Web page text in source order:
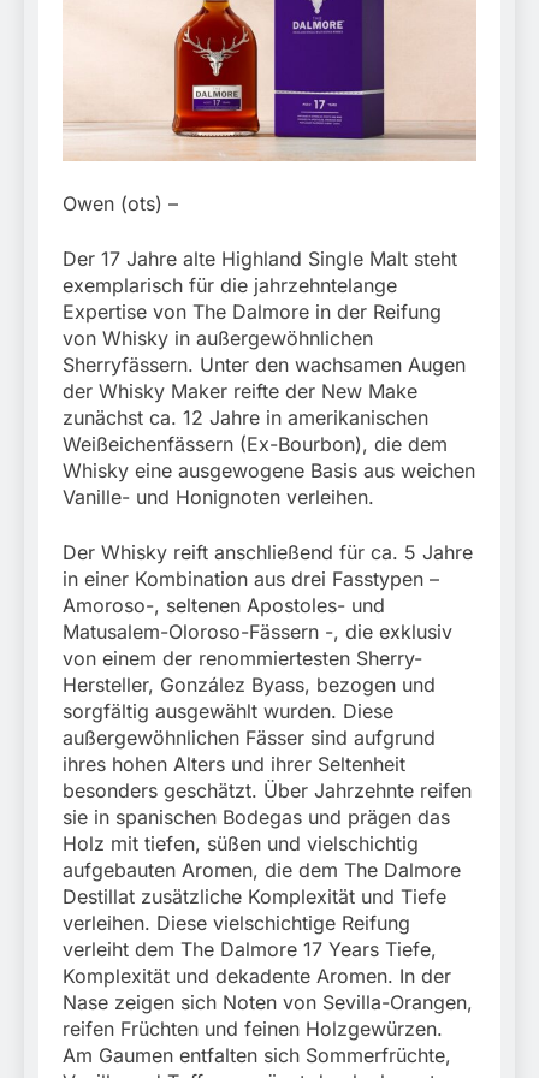
Beinahekollision an
Bahnübergang in Aubing
wegen gefährlichen
Eingriffs in den
Bahnverkehr
5. August 2026
Owen (ots) –
Der 17 Jahre alte Highland Single Malt steht
exemplarisch für die jahrzehntelange
Expertise von The Dalmore in der Reifung
von Whisky in außergewöhnlichen
Sherryfässern. Unter den wachsamen Augen
der Whisky Maker reifte der New Make
zunächst ca. 12 Jahre in amerikanischen
Weißeichenfässern (Ex-Bourbon), die dem
Whisky eine ausgewogene Basis aus weichen
Vanille- und Honignoten verleihen.
Der Whisky reift anschließend für ca. 5 Jahre
in einer Kombination aus drei Fasstypen –
Amoroso-, seltenen Apostoles- und
Matusalem-Oloroso-Fässern -, die exklusiv
von einem der renommiertesten Sherry-
Hersteller, González Byass, bezogen und
sorgfältig ausgewählt wurden. Diese
außergewöhnlichen Fässer sind aufgrund
ihres hohen Alters und ihrer Seltenheit
besonders geschätzt. Über Jahrzehnte reifen
sie in spanischen Bodegas und prägen das
Holz mit tiefen, süßen und vielschichtig
aufgebauten Aromen, die dem The Dalmore
Destillat zusätzliche Komplexität und Tiefe
verleihen. Diese vielschichtige Reifung
verleiht dem The Dalmore 17 Years Tiefe,
Komplexität und dekadente Aromen. In der
Nase zeigen sich Noten von Sevilla-Orangen,
reifen Früchten und feinen Holzgewürzen.
Am Gaumen entfalten sich Sommerfrüchte,